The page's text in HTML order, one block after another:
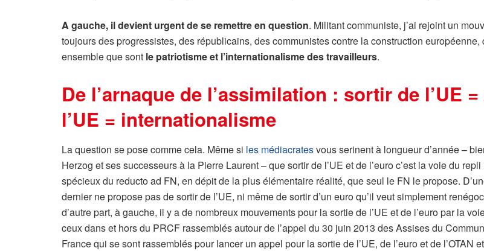
A gauche, il devient urgent de se remettre en question. Militant communiste, j’ai rejoint un
toujours des progressistes, des républicains, des communistes contre la construction
ensemble que sont le patriotisme et l’internationalisme des travailleurs.
De l’arnaque de l’assimilation : sortir de l’UE
l’UE = internationalisme
La question se pose comme cela. Même si les médiacratesvous serinent à longueur d’année –
Herzog et ses successeurs à la Pierre Laurent – que sortir de l’UE et de l’euro c’est la voie du
spécieux du reducto ad FN, en dépit de la plus élémentaire réalité, que seul le FN le propose.
dernier ne propose pas de sortir de l’UE, ni même de sortir d’un euro qu’il veut simplement
d’autre part, à gauche, il y a de nombreux mouvements pour la sortie de l’UE et de l’euro par la
ceux dans et hors du PRCF rassemblés autour de l’appel du 30 juin 2013 des Assises du
France qui se sont rassemblés pour lancer un appel pour la sortie de l’UE, de l’euro et de